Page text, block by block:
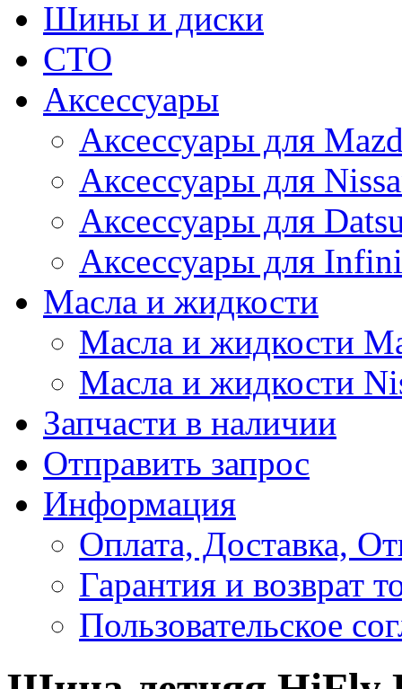
Шины и диски
СТО
Аксессуары
Аксессуары для
Аксессуары для
Аксессуары для
Аксессуары для
Масла и жидкости
Масла и жидкости
Масла и жидкости
Запчасти в наличии
Отправить запрос
Информация
Оплата, Доставка,
Гарантия и возврат
Пользовательское